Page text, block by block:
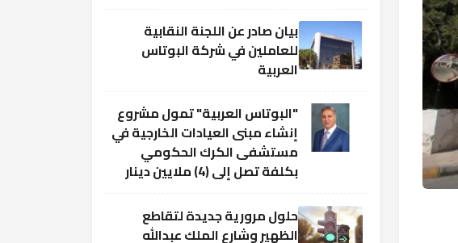
بيان صادر عن اللجنة النقابية
للعاملين في شركة البوتاس
العربية
"البوتاس العربية" تمول مشروع
إنشاء مبنى العيادات الخارجية في
مستشفى الكرك الحكومي
بكلفة تصل إلى (4) ملايين دينار
حلول مرورية جديدة لتقاطع
الظهير وشارع الملك عبدالله